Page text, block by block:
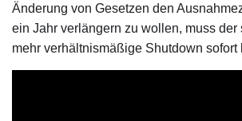
Änderung von Gesetzen den
ein Jahr verlängern zu wollen, muss der
mehr verhältnismäßige Shutdown sofort